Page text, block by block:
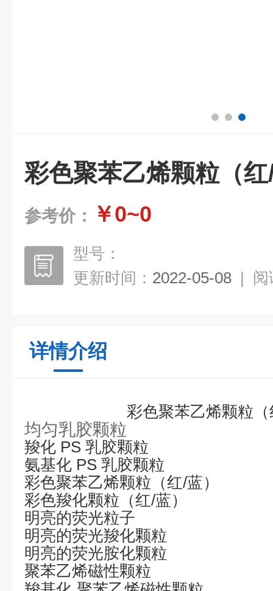
彩色聚苯乙烯颗粒（
参考价： ￥0~0
型号：
更新时间： 2022-05-08 | 阅
详情介绍
彩色聚苯乙烯颗粒（
均匀乳胶颗粒
羧化 PS 乳胶颗粒
氨基化 PS 乳胶颗粒
彩色聚苯乙烯颗粒（红/蓝）
彩色羧化颗粒（红/蓝）
明亮的荧光粒子
明亮的荧光羧化颗粒
明亮的荧光胺化颗粒
聚苯乙烯磁性颗粒